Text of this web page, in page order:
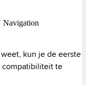
kun je de eerste
compatibiliteit te